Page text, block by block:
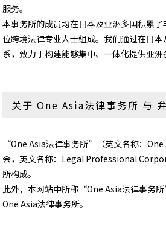
服务。
本事务所的成员均在日本及亚洲多国积累
位跨境法律专业人士组成。我们通过在日
系，致力于构建能够集中、一体化提供亚洲
关于 One Asia法律事务所 与
“One Asia法律事务所”（英文名称：
会，英文名称：Legal Professional
所构成。
此外，本网站中所称“One Asia法律事务
One Asia法律事务所。